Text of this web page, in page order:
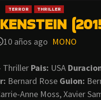
TERROR THRILLER
10 años ago MONO
Thriller Pais: USA
Bernard Rose Guion:
Anne Moss, Xavier